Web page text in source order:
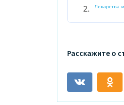
Лекарства
Расскажите о